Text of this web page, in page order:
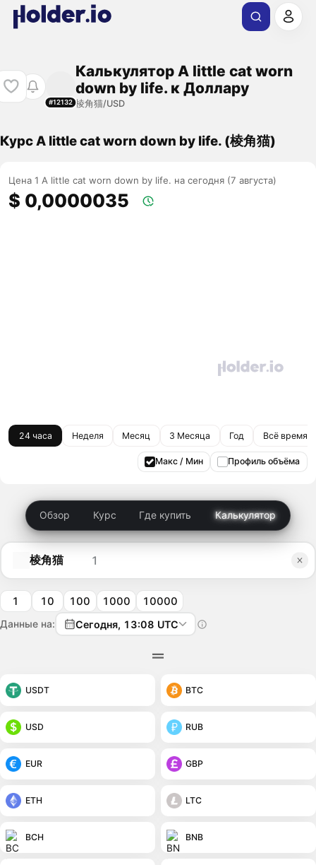
#12132
Калькулятор A little cat worn
down by life. к Доллару
棱角猫/USD
Курс A little cat worn down by life. (棱角猫)
Цена 1 A little cat worn down by life. на сегодня (7 августа)
$ 0,0000035
24 часа Неделя Месяц 3 Месяца Год Всё время
Макс / Мин Профиль объёма
Обзор Курс Где купить Калькулятор
棱角猫
1 10 100 1000 10000
Данные на: Сегодня, 13:08 UTC
USDT BTC
USD RUB
EUR GBP
ETH LTC
BCH BNB